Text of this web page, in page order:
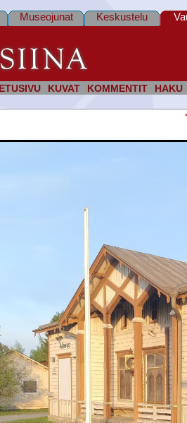
ETUSIVU KUVAT KOMMENTIT HAKU
Museojunat Keskustelu